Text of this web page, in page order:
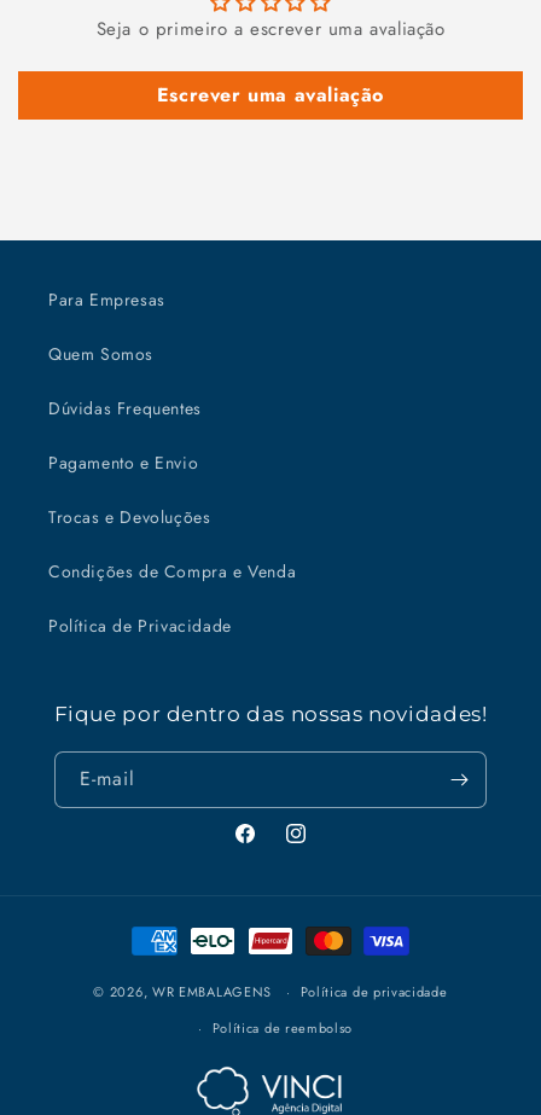
Seja o primeiro a escrever uma avaliação
Escrever uma avaliação
Para Empresas
Quem Somos
Dúvidas Frequentes
Pagamento e Envio
Trocas e Devoluções
Condições de Compra e Venda
Política de Privacidade
Fique por dentro das nossas novidades!
E-mail
FacebookInstagram
Formas
de
pagamento
© 2026, WR EMBALAGENS
Política de privacidade
Política de reembolso